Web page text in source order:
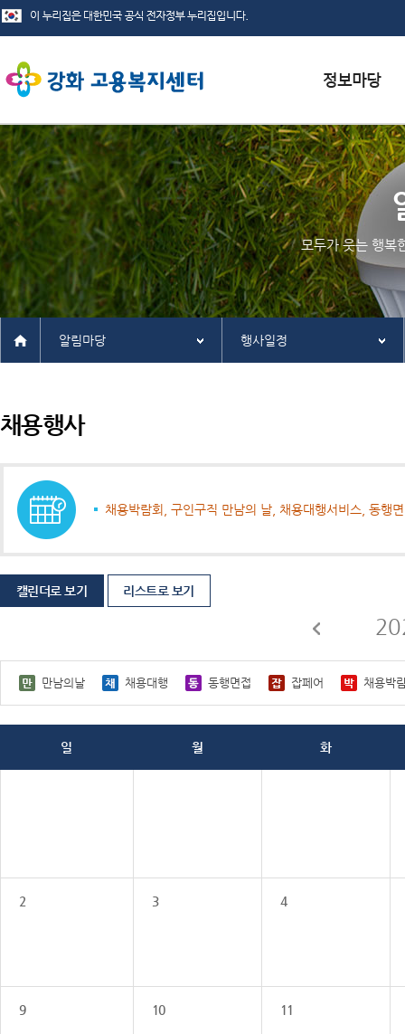
서식자료실
채용정보
인재정보
관련사이트
모두가 웃는 행복
알림마당 행사일정
채용행사
채용박람회, 구인구직 만남의 날, 채용대행서비스, 동행
캘린더로 보기 리스트로 보기
만남의날 채용대행 동행면접 잡페어 채용박
일 월 화
2 3 4
9 10 11